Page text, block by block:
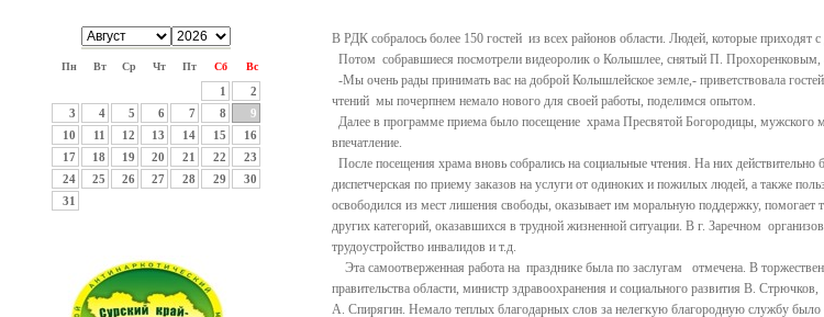
Пн Вт Ср Чт Пт Сб Вс
1
2
3
4 5 6 7 8
9
10
11 12 13 14 15
16
17
18 19 20 21 22
23
24
25 26 27 28 29
30
31
В РДК собралось более 150 гостей из всех районов области. Людей, которые
Потом собравшиеся посмотрели видеоролик о Колышлее, снятый П. Прохоренковым,
-Мы очень рады принимать вас на доброй Колышлейское земле,- приветствовала
чтений мы почерпнем немало нового для своей работы, поделимся опытом.
Далее в программе приема было посещение храма Пресвятой Богородицы, мужского
впечатление.
После посещения храма вновь собрались на социальные чтения. На них
диспетчерская по приему заказов на услуги от одиноких и пожилых людей, а также
освободился из мест лишения свободы, оказывает им моральную поддержку,
других категорий, оказавшихся в трудной жизненной ситуации. В г. Заречном
трудоустройство инвалидов и т.д.
Эта самоотверженная работа на празднике была по заслугам отмечена. В
правительства области, министр здравоохранения и социального развития В.
А. Спирягин. Немало теплых благодарных слов за нелегкую благородную службу было